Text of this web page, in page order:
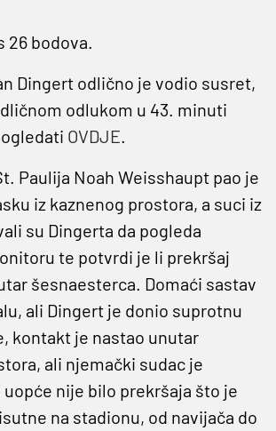
26 bodova.
Dingert odlično je vodio susret,
odlukom u 43. minuti
OVDJE.
Paulija Noah Weisshaupt pao je
iz kaznenog prostora, a suci iz
su Dingerta da pogleda
te potvrdi je li prekršaj
šesnaesterca. Domaći sastav
ali Dingert je donio suprotnu
kontakt je nastao unutar
ali njemački sudac je
nije bilo prekršaja što je
na stadionu, od navijača do